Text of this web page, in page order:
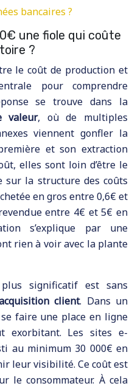
bancaires ?
une fiole qui coûte
?
le coût de production et
pour comprendre
se trouve dans la
valeur, où de multiples
viennent gonfler la
et son extraction
elles sont loin d’être le
sur la structure des coûts
en gros entre 0,6€ et
entre 4€ et 5€ en
s’explique par une
rien à voir avec la plante
significatif est sans
client. Dans un
faire une place en ligne
exorbitant. Les sites e-
au minimum 30 000€ en
leur visibilité. Ce coût est
le consommateur. À cela